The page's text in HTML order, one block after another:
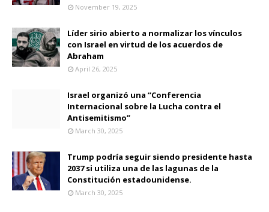
November 19, 2025
Líder sirio abierto a normalizar los vínculos
con Israel en virtud de los acuerdos de
Abraham
April 26, 2025
Israel organizó una “Conferencia
Internacional sobre la Lucha contra el
Antisemitismo”
March 30, 2025
Trump podría seguir siendo presidente hasta
2037 si utiliza una de las lagunas de la
Constitución estadounidense.
March 30, 2025